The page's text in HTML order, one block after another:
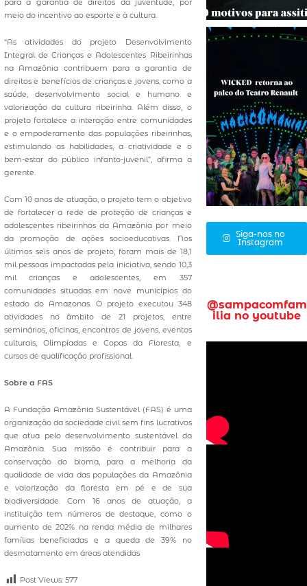
para a garantia de direitos da juventude, por
meio do incentivo ao esporte e à cultura.
“As atividades do projeto Desenvolvimento
Integral de Crianças e Adolescentes Ribeirinhas
na Amazônia contribuem para a garantia de
direitos e benefícios de crianças e jovens, como a
saúde, desenvolvimento social e humano e
valorização da cultura ribeirinha. Além disso, o
projeto fortalece a interação entre comunidades
e o empoderamento das populações ribeirinhas,
estimulando as habilidades, a criatividade e o
bem-estar do público infanto-juvenil”, afirma a
gerente.
Com 10 anos de atuação, o projeto tem o objetivo
de fortalecer a rede de proteção de crianças e
adolescentes ribeirinhos da Amazônia por meio
da promoção de ações socioeducativas. Nos
últimos seis anos de projeto, foram mais de 18,1
mil pessoas impactadas pela iniciativa, sendo 10,3
mil crianças e adolescentes, em 357
comunidades situadas em nove municípios do
estado do Amazonas. O projeto executou 348
atividades no âmbito de 21 projetos, entre
seminários, oficinas, encontros de jovens, eventos
culturais, Olimpíadas e Copas da Floresta, e
cursos de qualificação profissional.
Sobre a FAS
A Fundação Amazônia Sustentável (FAS) é uma
organização da sociedade civil sem fins lucrativos
que atua pelo desenvolvimento sustentável da
Amazônia. Sua missão é contribuir para a
conservação do bioma, para a melhoria da
qualidade de vida das populações da Amazônia
e valorização da floresta em pé e de sua
biodiversidade. Com 16 anos de atuação, a
instituição tem números de destaque, como o
aumento de 202% na renda média de milhares
famílias beneficiadas e a queda de 39% no
desmatamento em áreas atendidas
Post Views: 577
Siga-nos no
Instagram
@sampacomfam
ilia no youtube